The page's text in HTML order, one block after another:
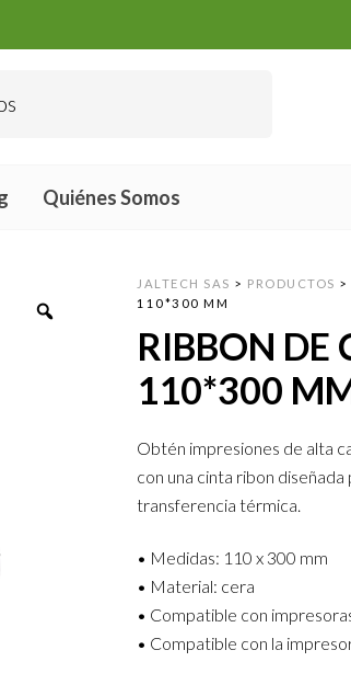
Quiénes Somos
JALTECH SAS > PRODUCTOS
110*300 MM
RIBBON DE
110*300
Obtén impresiones de alta
con una cinta ribon
transferencia térmica.
• Medidas: 110 x 300 mm
• Material: cera
• Compatible con
• Compatible con la